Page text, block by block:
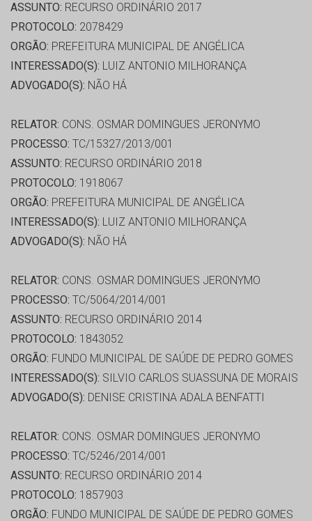
ASSUNTO: RECURSO ORDINÁRIO 2017
PROTOCOLO: 2078429
ORGÃO: PREFEITURA MUNICIPAL DE ANGÉLICA
INTERESSADO(S): LUIZ ANTONIO MILHORANÇA
ADVOGADO(S): NÃO HÁ
RELATOR: CONS. OSMAR DOMINGUES JERONYMO
PROCESSO: TC/15327/2013/001
ASSUNTO: RECURSO ORDINÁRIO 2018
PROTOCOLO: 1918067
ORGÃO: PREFEITURA MUNICIPAL DE ANGÉLICA
INTERESSADO(S): LUIZ ANTONIO MILHORANÇA
ADVOGADO(S): NÃO HÁ
RELATOR: CONS. OSMAR DOMINGUES JERONYMO
PROCESSO: TC/5064/2014/001
ASSUNTO: RECURSO ORDINÁRIO 2014
PROTOCOLO: 1843052
ORGÃO: FUNDO MUNICIPAL DE SAÚDE DE PEDRO GOMES
INTERESSADO(S): SILVIO CARLOS SUASSUNA DE MORAIS
ADVOGADO(S): DENISE CRISTINA ADALA BENFATTI
RELATOR: CONS. OSMAR DOMINGUES JERONYMO
PROCESSO: TC/5246/2014/001
ASSUNTO: RECURSO ORDINÁRIO 2014
PROTOCOLO: 1857903
ORGÃO: FUNDO MUNICIPAL DE SAÚDE DE PEDRO GOMES